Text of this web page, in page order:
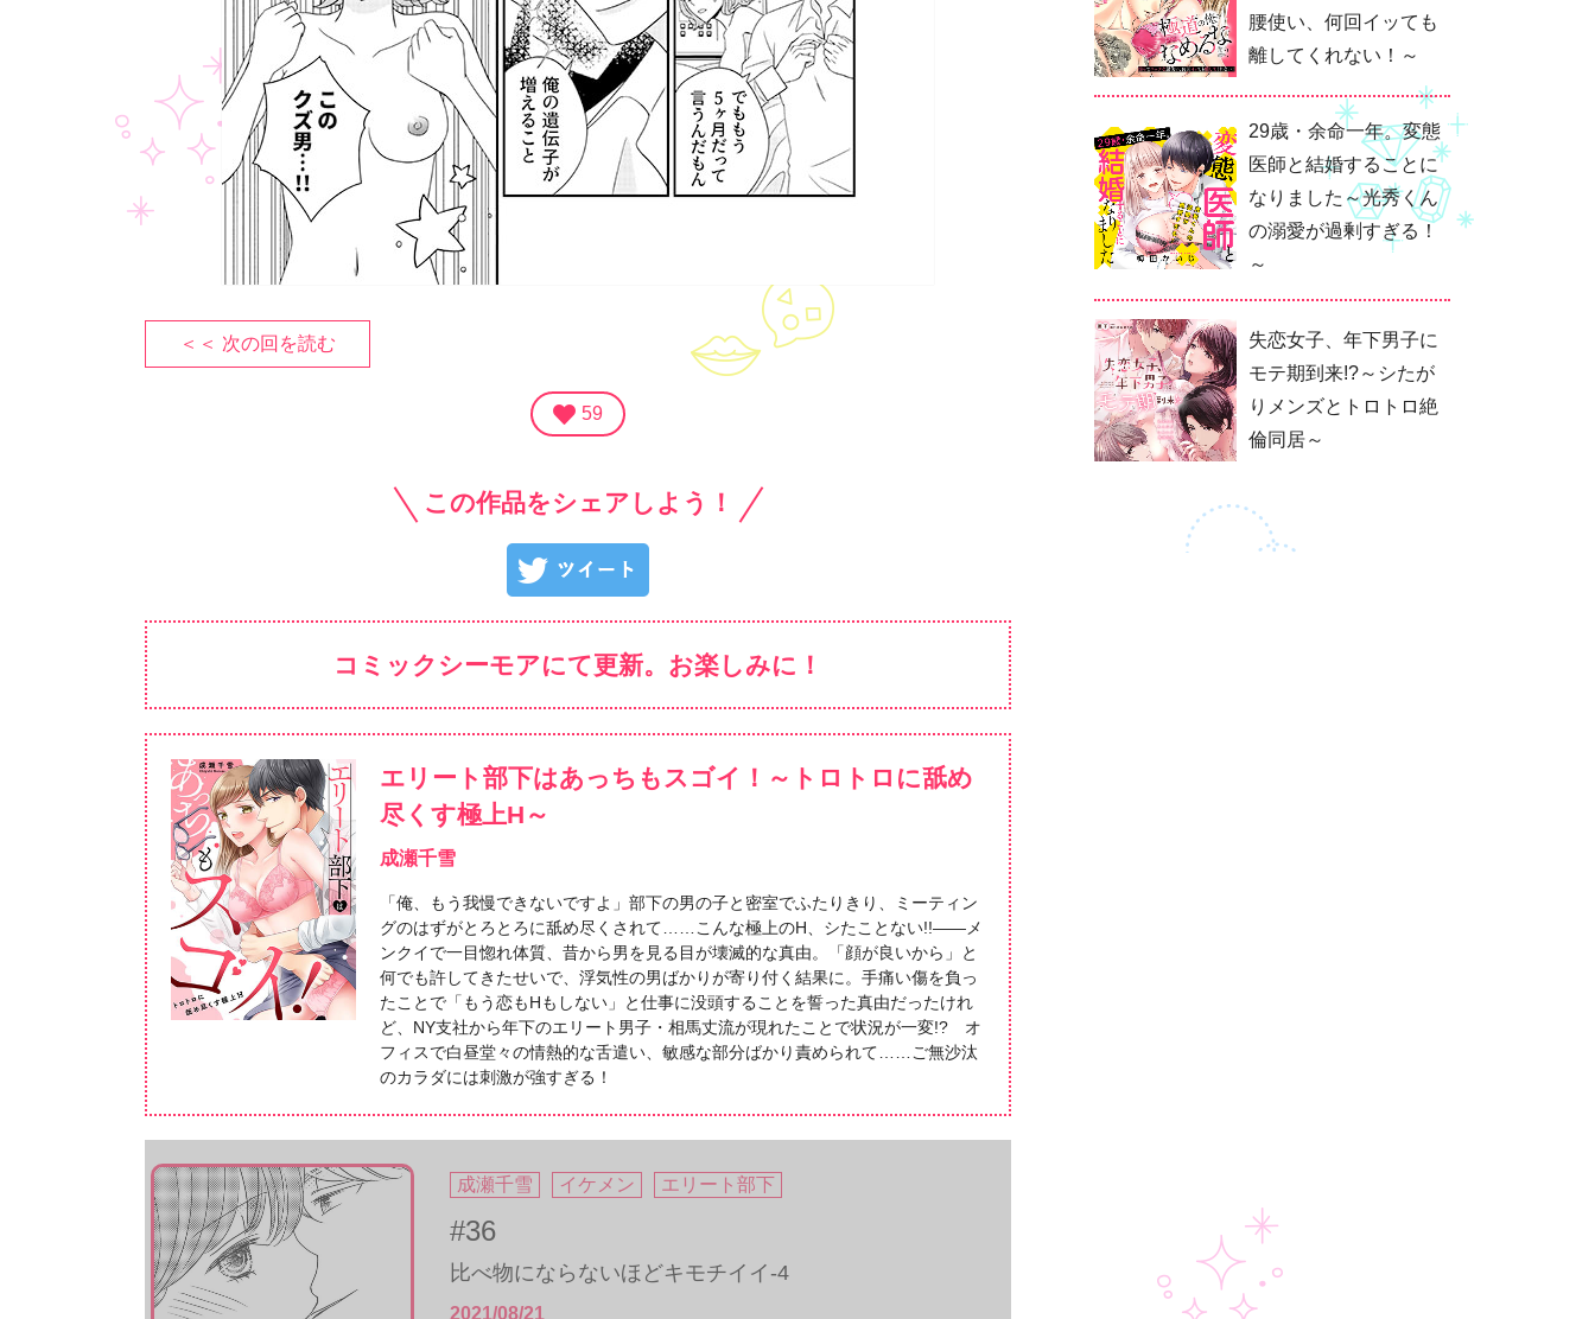
＜＜ 次の回を読む
59
この作品をシェアしよう！
コミックシーモアにて更新。お楽しみに！
エリート部下はあっちもスゴイ！～トロトロに舐め
尽くす極上H～
成瀬千雪
「俺、もう我慢できないですよ」部下の男の子と密室でふたりきり、ミーティン
グのはずがとろとろに舐め尽くされて……こんな極上のH、シたことない!!――メ
ンクイで一目惚れ体質、昔から男を見る目が壊滅的な真由。「顔が良いから」と
何でも許してきたせいで、浮気性の男ばかりが寄り付く結果に。手痛い傷を負っ
たことで「もう恋もHもしない」と仕事に没頭することを誓った真由だったけれ
ど、NY支社から年下のエリート男子・相馬丈流が現れたことで状況が一変!? オ
フィスで白昼堂々の情熱的な舌遣い、敏感な部分ばかり責められて……ご無沙汰
のカラダには刺激が強すぎる！
成瀬千雪 イケメン エリート部下
#36
比べ物にならないほどキモチイイ-4
2021/08/21
腰使い、何回イッても
離してくれない！～
29歳・余命一年。変態
医師と結婚することに
なりました～光秀くん
の溺愛が過剰すぎる！
～
失恋女子、年下男子に
モテ期到来!?～シたが
りメンズとトロトロ絶
倫同居～